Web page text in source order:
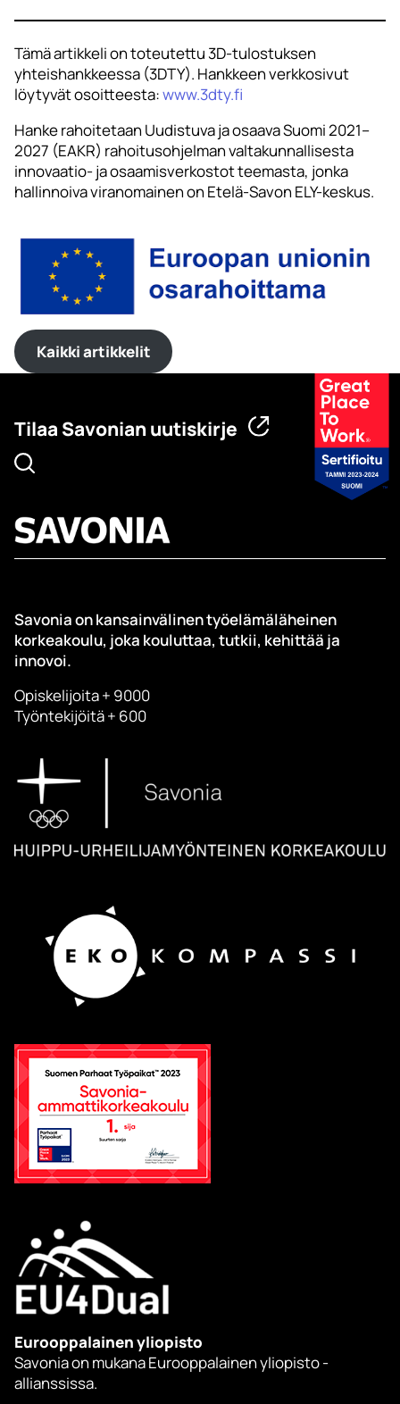
Tämä artikkeli on toteutettu 3D-tulostuksen
yhteishankkeessa (3DTY). Hankkeen verkkosivut
löytyvät osoitteesta:www.3dty.fi
Hanke rahoitetaan Uudistuva ja osaava Suomi 2021–
2027 (EAKR) rahoitusohjelman valtakunnallisesta
innovaatio- ja osaamisverkostot teemasta, jonka
hallinnoiva viranomainen on Etelä-Savon ELY-keskus.
Kaikki artikkelit
Tilaa Savonian uutiskirje
Savonia on kansainvälinen työelämäläheinen
korkeakoulu, joka kouluttaa, tutkii, kehittää ja
innovoi.
Opiskelijoita + 9000
Työntekijöitä + 600
Eurooppalainen yliopisto
Savonia on mukana Eurooppalainen yliopisto -
allianssissa.